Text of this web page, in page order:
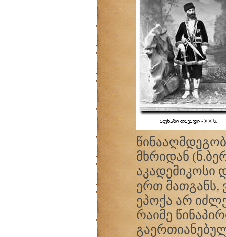
მხრიდან
აკადემიკოსი
ერთ
ეპოქა არ
რაიმე